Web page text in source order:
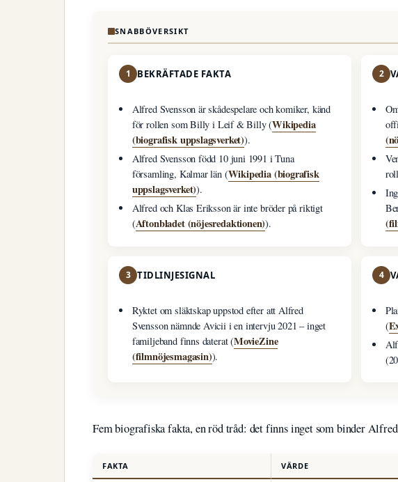
SNABBÖVERSIKT
1 BEKRÄFTADE FAKTA
Alfred Svensson är skådespelare och komiker, känd
för rollen som Billy i Leif & Billy (Wikipedia
(biografisk uppslagsverket)).
Alfred Svensson född 10 juni 1991 i Tuna
församling, Kalmar län (Wikipedia (biografisk
uppslagsverket)).
Alfred och Klas Eriksson är inte bröder på riktigt
(Aftonbladet (nöjesredaktionen)).
2
3 TIDLINJESIGNAL
Ryktet om släktskap uppstod efter att Alfred
Svensson nämnde Avicii i en intervju 2021 – inget
familjeband finns daterat (MovieZine
(filmnöjesmagasin)).
4
(
Fem biografiska fakta, en röd tråd: det finns inget som binder
FAKTA VÄRDE